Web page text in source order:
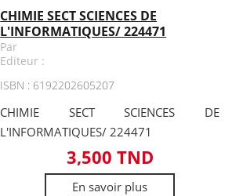
CHIMIE SECT SCIENCES DE
L'INFORMATIQUES/ 224471
Par
Editeur :
ISBN : 6192202605207
CHIMIE SECT SCIENCES DE
L'INFORMATIQUES/ 224471
3,500 TND
En savoir plus